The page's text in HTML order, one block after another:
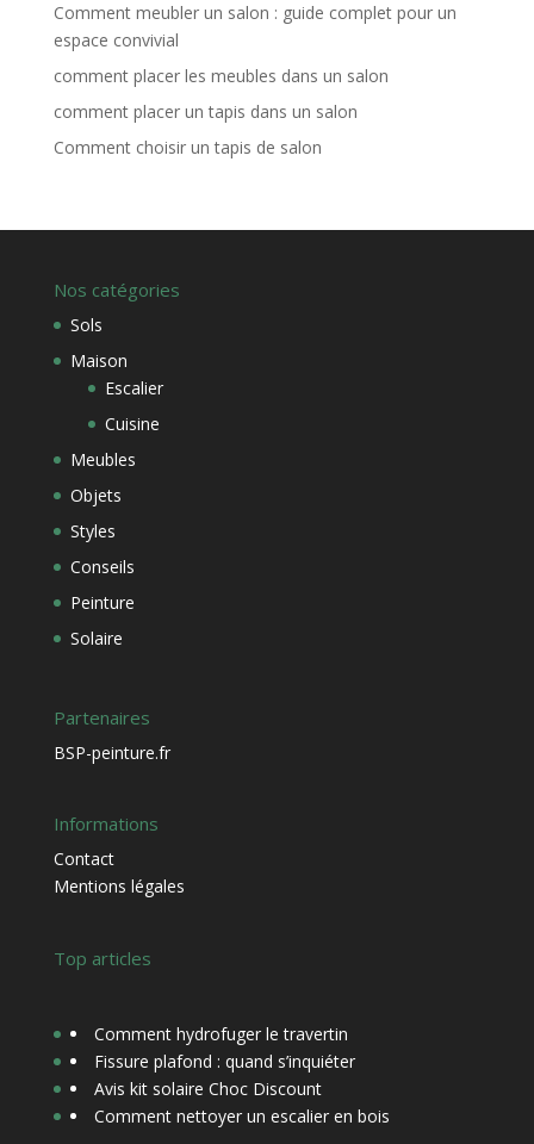
Comment meubler un salon : guide complet pour un
espace convivial
comment placer les meubles dans un salon
comment placer un tapis dans un salon
Comment choisir un tapis de salon
Nos catégories
Sols
Maison
Escalier
Cuisine
Meubles
Objets
Styles
Conseils
Peinture
Solaire
Partenaires
BSP-peinture.fr
Informations
Contact
Mentions légales
Top articles
Comment hydrofuger le travertin
Fissure plafond : quand s’inquiéter
Avis kit solaire Choc Discount
Comment nettoyer un escalier en bois